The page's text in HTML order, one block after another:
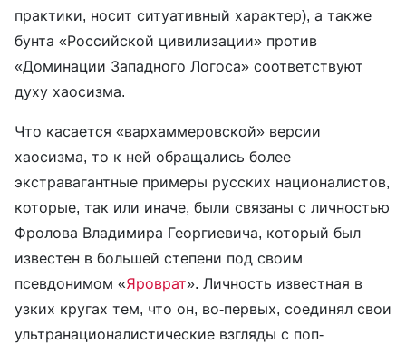
практики, носит ситуативный характер), а также
бунта «Российской цивилизации» против
«Доминации Западного Логоса» соответствуют
духу хаосизма.
Что касается «вархаммеровской» версии
хаосизма, то к ней обращались более
экстравагантные примеры русских националистов,
которые, так или иначе, были связаны с личностью
Фролова Владимира Георгиевича, который был
известен в большей степени под своим
псевдонимом «Яроврат». Личность известная в
узких кругах тем, что он, во-первых, соединял свои
ультранационалистические взгляды с поп-